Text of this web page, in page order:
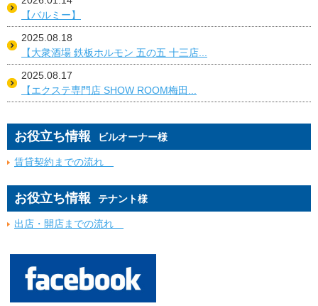
【バルミー】
2025.08.18
【大衆酒場 鉄板ホルモン 五の五 十三店...
2025.08.17
【エクステ専門店 SHOW ROOM梅田...
お役立ち情報 ビルオーナー様
賃貸契約までの流れ
お役立ち情報 テナント様
出店・開店までの流れ